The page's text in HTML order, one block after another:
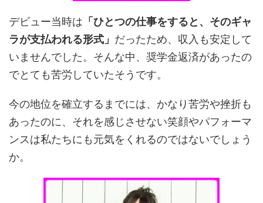
デビュー当時は 「ひとつの仕事をすると、そのギャ
ラが支払われる形式」 だったため、収入も安定して
いませんでした。そんな中、奨学金返済があったの
でとても苦労していたそうです。
今の地位を確立するまでには、かなり苦労や挫折も
あったのに、それを感じさせない笑顔やパフォーマ
ンスは私たちにも元気をくれるのではないでしょう
か。